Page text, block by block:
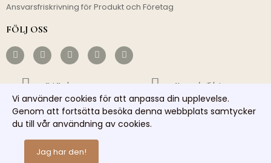
Ansvarsfriskrivning för Produkt och Företag
FÖLJ OSS
Fri Frakt Kostnadseffektivt
Snabb Avsändning Ansvarsfull Service
Vi använder cookies för att anpassa din upplevelse.
Genom att fortsätta besöka denna webbplats samtycker
du till vår användning av cookies.
Jag har den!